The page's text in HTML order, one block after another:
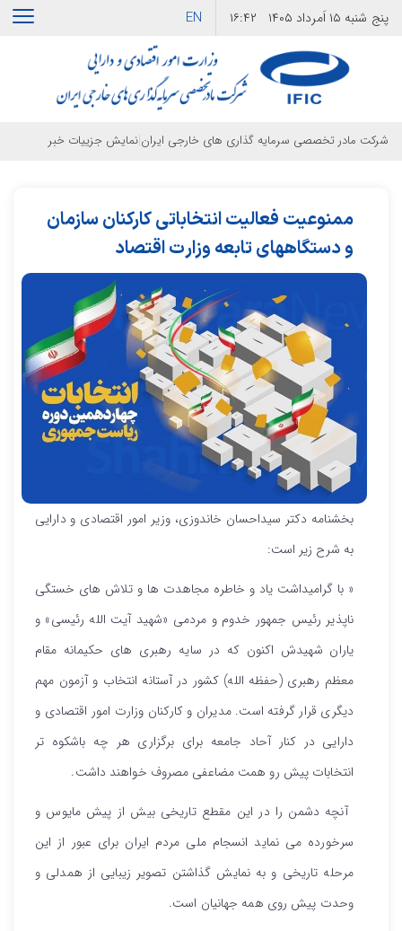
پنج شنبه ۱۵ اَمرداد ۱۴۰۵ ۱۶:۴۲ EN
شرکت مادر تخصصی سرمایه گذاری های خارجی ایران|نمایش جزییات خبر
ممنوعیت فعالیت انتخاباتی کارکنان سازمان
و دستگاههای تابعه وزارت اقتصاد
بخشنامه دکتر سیداحسان خاندوزی، وزیر امور اقتصادی و دارایی
به شرح زیر است:
« با گرامیداشت یاد و خاطره مجاهدت ها و تلاش های خستگی
ناپذیر رئیس جمهور خدوم و مردمی «شهید آیت الله رئیسی» و
یاران شهیدش اکنون که در سایه رهبری های حکیمانه مقام
معظم رهبری (حفظه الله) کشور در آستانه انتخاب و آزمون مهم
دیگری قرار گرفته است. مدیران و کارکنان وزارت امور اقتصادی و
دارایی در کنار آحاد جامعه برای برگزاری هر چه باشکوه تر
انتخابات پیش رو همت مضاعفی مصروف خواهند داشت.
آنچه دشمن را در این مقطع تاریخی بیش از پیش مایوس و
سرخورده می نماید انسجام ملی مردم ایران برای عبور از این
مرحله تاریخی و به نمایش گذاشتن تصویر زیبایی از همدلی و
وحدت پیش روی همه جهانیان است.